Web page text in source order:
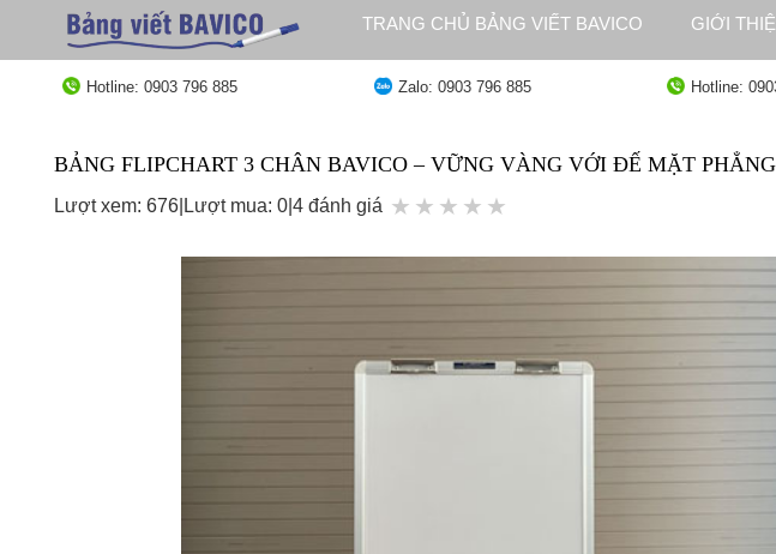
TRANG CHỦ BẢNG VIẾT BAVICO GIỚI
Hotline: 0903 796 885 Zalo: 0903 796 885 Hotline:
BẢNG FLIPCHART 3 CHÂN BAVICO – VỮNG VÀNG VỚI ĐẾ MẶT PHẲNG
Lượt xem: 676| Lượt mua: 0| 4 đánh giá ★ ★ ★ ★ ★